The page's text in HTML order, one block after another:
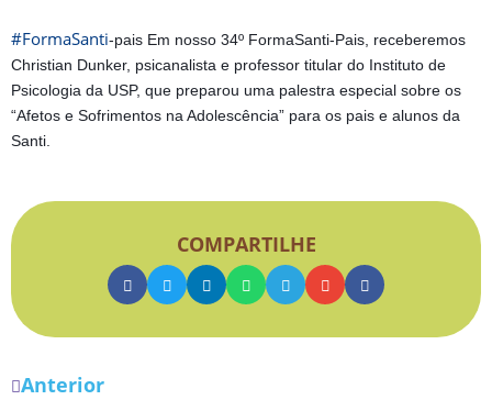
#FormaSanti-pais Em nosso 34º FormaSanti-Pais, receberemos
Christian Dunker, psicanalista e professor titular do Instituto de
Psicologia da USP, que preparou uma palestra especial sobre os
“Afetos e Sofrimentos na Adolescência” para os pais e alunos da
Santi.
COMPARTILHE
Anterior